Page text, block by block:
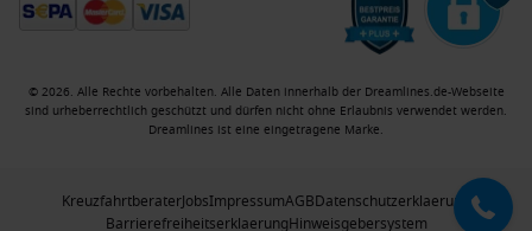
© 2026. Alle Rechte vorbehalten. Alle Daten innerhalb der Dreamlines.de-Webseite
sind urheberrechtlich geschützt und dürfen nicht ohne Erlaubnis verwendet werden.
Dreamlines ist eine eingetragene Marke.
KreuzfahrtberaterJobsImpressumAGBDatenschutzerklaerung
BarrierefreiheitserklaerungHinweisgebersystem